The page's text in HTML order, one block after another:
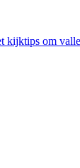
kijktips om